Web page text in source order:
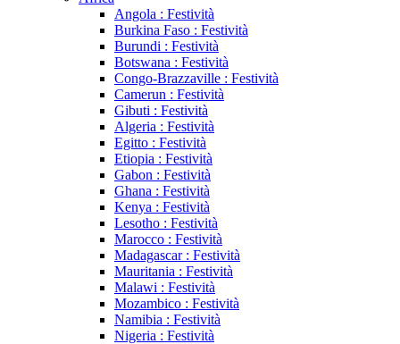
Angola : Festività
Burkina Faso : Festività
Burundi : Festività
Botswana : Festività
Congo-Brazzaville : Festività
Camerun : Festività
Gibuti : Festività
Algeria : Festività
Egitto : Festività
Etiopia : Festività
Gabon : Festività
Ghana : Festività
Kenya : Festività
Lesotho : Festività
Marocco : Festività
Madagascar : Festività
Mauritania : Festività
Malawi : Festività
Mozambico : Festività
Namibia : Festività
Nigeria : Festività